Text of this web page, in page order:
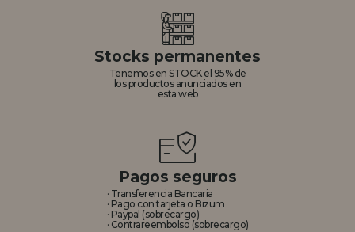
Stocks permanentes
Tenemos en STOCK el 95% de
los productos anunciados en
esta web
Pagos seguros
· Transferencia Bancaria
· Pago con tarjeta o Bizum
· Paypal (sobrecargo)
· Contrareembolso (sobrecargo)